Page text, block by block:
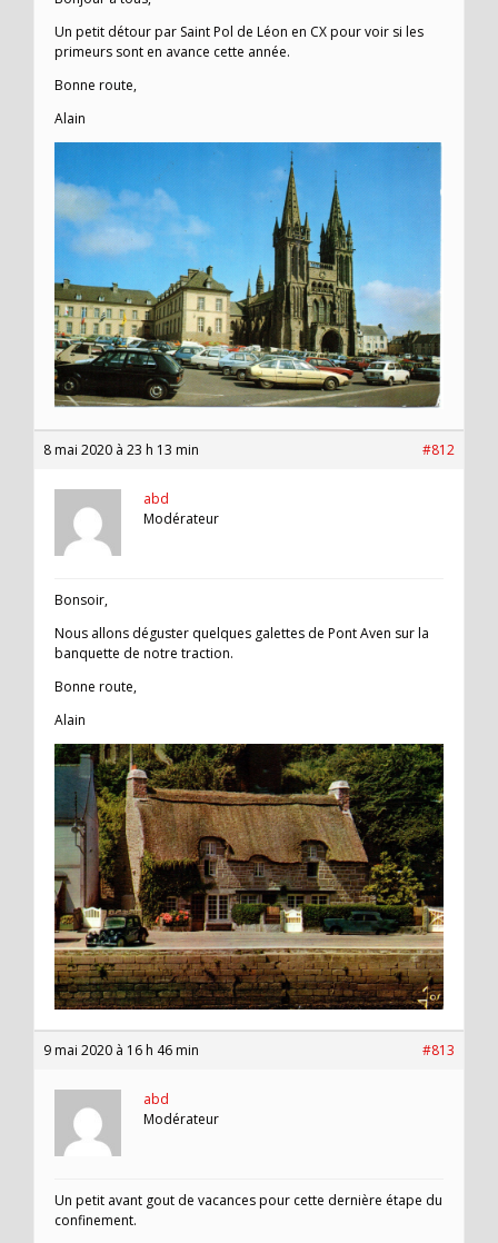
Un petit détour par Saint Pol de Léon en CX pour voir si les
primeurs sont en avance cette année.
Bonne route,
Alain
8 mai 2020 à 23 h 13 min #812
abd
Modérateur
Bonsoir,
Nous allons déguster quelques galettes de Pont Aven sur la
banquette de notre traction.
Bonne route,
Alain
9 mai 2020 à 16 h 46 min #813
abd
Modérateur
Un petit avant gout de vacances pour cette dernière étape du
confinement.